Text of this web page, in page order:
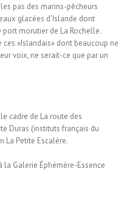
pas des marins-pêcheurs
glacées d’Islande dont
morutier de La Rochelle.
«Islandais» dont beaucoup ne
voix, ne serait-ce que par un
cadre de La route des
Duras (instituts français du
La Petite Escalère.
Galerie Éphémère-Essence